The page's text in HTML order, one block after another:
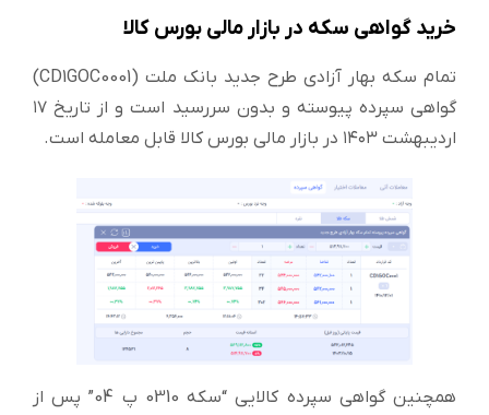
خرید گواهی سکه در بازار مالی بورس کالا
تمام سکه بهار آزادی طرح جدید بانک ملت (CD1GOC0001)
گواهی سپرده پیوسته و بدون سررسید است و از تاریخ ۱۷
اردیبهشت ۱۴۰۳ در بازار مالی بورس کالا قابل معامله است.
همچنین گواهی سپرده کالایی “سکه 0310 پ 04” پس از